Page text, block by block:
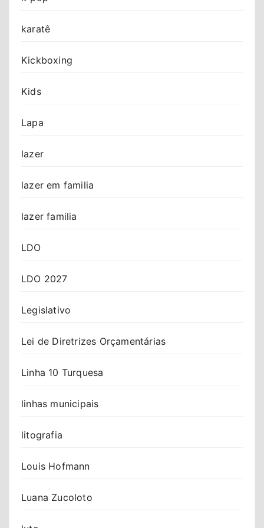
karatê
Kickboxing
Kids
Lapa
lazer
lazer em familia
lazer familia
LDO
LDO 2027
Legislativo
Lei de Diretrizes Orçamentárias
Linha 10 Turquesa
linhas municipais
litografia
Louis Hofmann
Luana Zucoloto